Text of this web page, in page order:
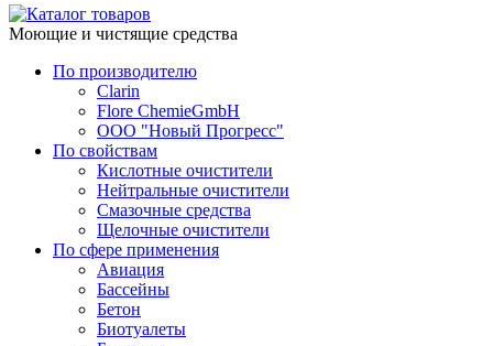
Моющие и чистящие средства
По производителю
Clarin
Flore ChemieGmbH
ООО "Новый Прогресс"
По свойствам
Кислотные очистители
Нейтральные очистители
Смазочные средства
Щелочные очистители
По сфере применения
Авиация
Бассейны
Бетон
Биотуалеты